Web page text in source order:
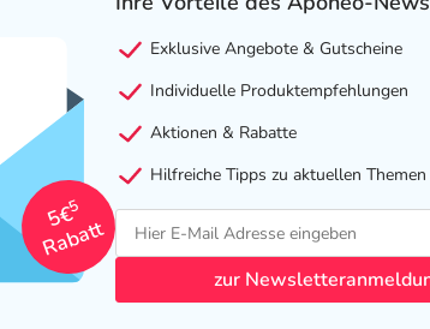
5€
5
Rabatt
Exklusive Angebote & Gutscheine
Individuelle Produktempfehlungen
Aktionen & Rabatte
Hilfreiche Tipps zu aktuellen Themen
zur